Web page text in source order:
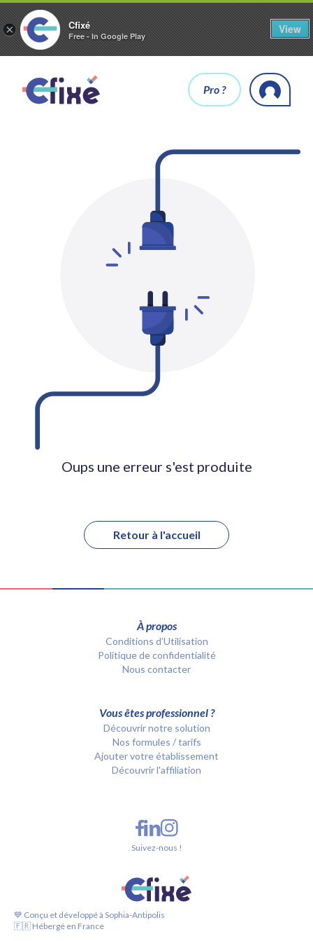
× Cfixé
Free - In Google Play
View
Pro ?
Oups une erreur s'est produite
Retour à l'accueil
À propos
Conditions d’Utilisation
Politique de confidentialité
Nous contacter
Vous êtes professionnel ?
Découvrir notre solution
Nos formules / tarifs
Ajouter votre établissement
Découvrir l'affiliation
💙 Conçu et développé à Sophia-Antipolis
🇫🇷 Hébergé en France
Suivez-nous !